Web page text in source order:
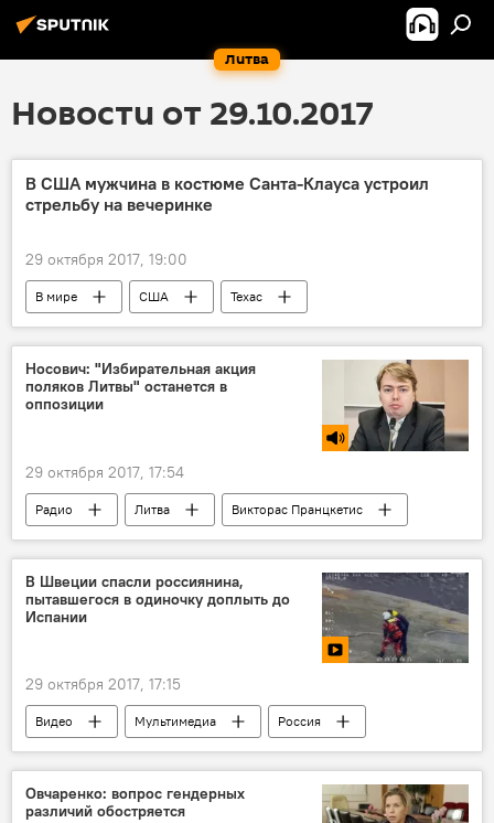
Литва
Новости от 29.10.2017
В США мужчина в костюме Санта-Клауса устроил
стрельбу на вечеринке
29 октября 2017, 19:00
В мире США
Техас
стрельба
Носович: "Избирательная акция
поляков Литвы" останется в
оппозиции
29 октября 2017, 17:54
Радио Литва
Викторас Пранцкетис
Александр Носович
Избирательная акция поляков Литвы - Союз христианских семей
В Швеции спасли россиянина,
пытавшегося в одиночку доплыть до
Испании
29 октября 2017, 17:15
Видео Мультимедиа
Россия
Швеция
Овчаренко: вопрос гендерных
различий обостряется